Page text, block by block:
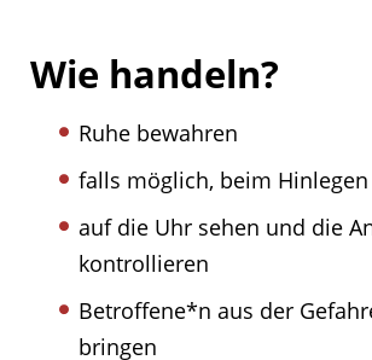
Wie handeln?
Ruhe bewahren
falls möglich, beim
auf die Uhr sehen und die
kontrollieren
Betroffene*n aus der
bringen